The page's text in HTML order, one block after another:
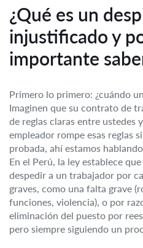
¿Qué es un
injustificado y
importante
Primero lo primero: ¿cuándo
Imaginen que su contrato de
de reglas claras entre ustedes
empleador rompe esas reglas
probada, ahí estamos
En el Perú, la ley establece
despedir a un trabajador por
graves, como una falta grave
funciones, violencia), o por
eliminación del puesto por
pero siempre siguiendo un